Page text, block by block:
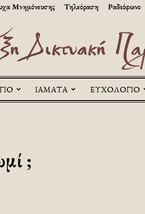
Μνημόνευσης Τηλεόραση Ραδιόφωνο
Askitikon
ΙΑΜΑΤΑ ΕΥΧΟΛΟΓΙΟ
;